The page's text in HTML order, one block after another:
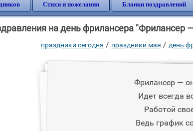
Стихи и пожелания Бланки поздравлений
на день фрилансера "Фрилансер
праздники сегодня / праздники мая / день
Фрилансер —
Идет всегда
Работой
Ведь график